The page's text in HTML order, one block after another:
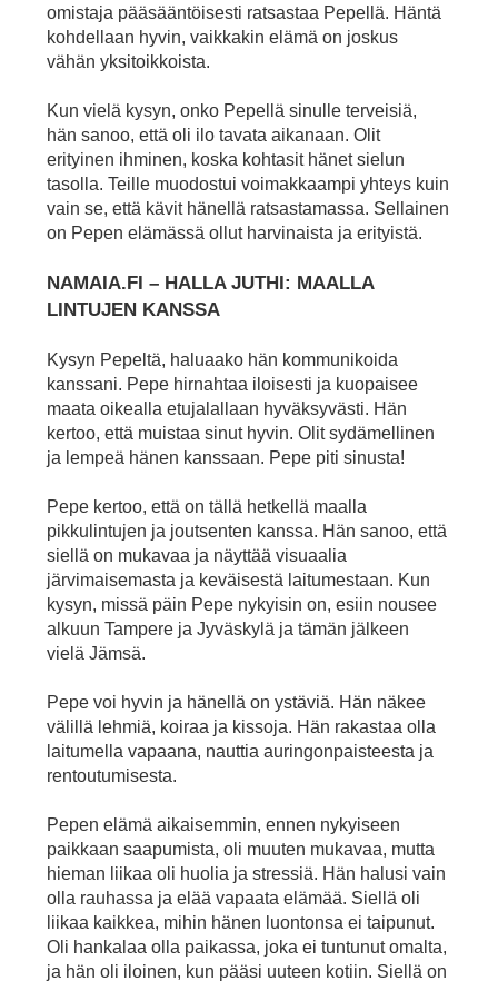
omistaja pääsääntöisesti ratsastaa Pepellä. Häntä
kohdellaan hyvin, vaikkakin elämä on joskus
vähän yksitoikkoista.
Kun vielä kysyn, onko Pepellä sinulle terveisiä,
hän sanoo, että oli ilo tavata aikanaan. Olit
erityinen ihminen, koska kohtasit hänet sielun
tasolla. Teille muodostui voimakkaampi yhteys kuin
vain se, että kävit hänellä ratsastamassa. Sellainen
on Pepen elämässä ollut harvinaista ja erityistä.
NAMAIA.FI – HALLA JUTHI: MAALLA
LINTUJEN KANSSA
Kysyn Pepeltä, haluaako hän kommunikoida
kanssani. Pepe hirnahtaa iloisesti ja kuopaisee
maata oikealla etujalallaan hyväksyvästi. Hän
kertoo, että muistaa sinut hyvin. Olit sydämellinen
ja lempeä hänen kanssaan. Pepe piti sinusta!
Pepe kertoo, että on tällä hetkellä maalla
pikkulintujen ja joutsenten kanssa. Hän sanoo, että
siellä on mukavaa ja näyttää visuaalia
järvimaisemasta ja keväisestä laitumestaan. Kun
kysyn, missä päin Pepe nykyisin on, esiin nousee
alkuun Tampere ja Jyväskylä ja tämän jälkeen
vielä Jämsä.
Pepe voi hyvin ja hänellä on ystäviä. Hän näkee
välillä lehmiä, koiraa ja kissoja. Hän rakastaa olla
laitumella vapaana, nauttia auringonpaisteesta ja
rentoutumisesta.
Pepen elämä aikaisemmin, ennen nykyiseen
paikkaan saapumista, oli muuten mukavaa, mutta
hieman liikaa oli huolia ja stressiä. Hän halusi vain
olla rauhassa ja elää vapaata elämää. Siellä oli
liikaa kaikkea, mihin hänen luontonsa ei taipunut.
Oli hankalaa olla paikassa, joka ei tuntunut omalta,
ja hän oli iloinen, kun pääsi uuteen kotiin. Siellä on